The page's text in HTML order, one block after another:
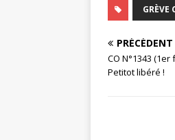
GRÈVE
PRÉCÉDENT
CO N°1343
Petitot libéré !